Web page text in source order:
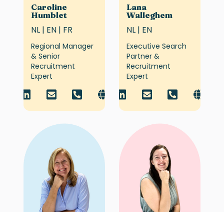
Caroline
Humblet
NL | EN | FR
Regional Manager
& Senior
Recruitment
Expert
Lana
Walleghem
NL | EN
Executive Search
Partner &
Recruitment
Expert